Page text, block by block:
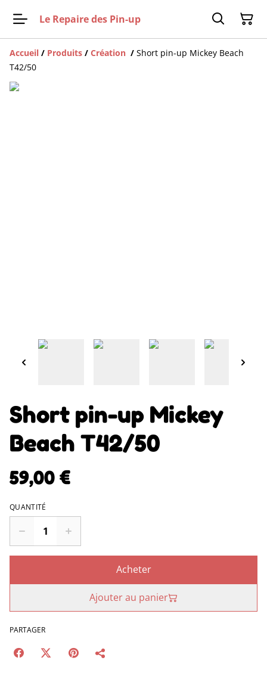
Le Repaire des Pin-up
Accueil / Produits / Création / Short pin-up Mickey Beach
T42/50
Short pin-up Mickey
Beach T42/50
59,00 €
QUANTITÉ
Acheter
Ajouter au panier
PARTAGER